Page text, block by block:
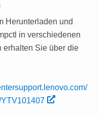
Herunterladen und
in verschiedenen
erhalten Sie über die